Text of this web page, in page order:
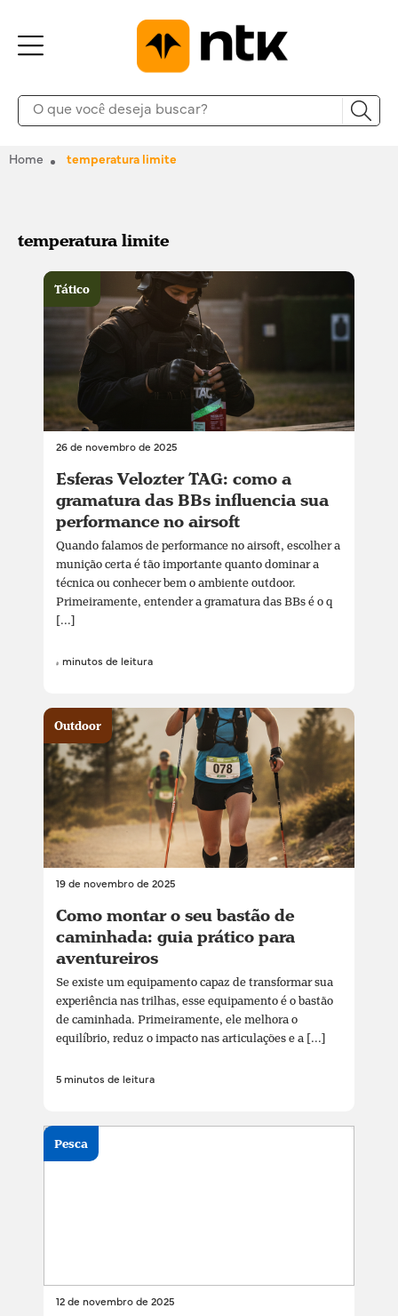
Home temperatura limite
temperatura limite
26 de novembro de 2025
Esferas Velozter TAG: como a
gramatura das BBs influencia sua
performance no airsoft
Quando falamos de performance no airsoft, escolher a
munição certa é tão importante quanto dominar a
técnica ou conhecer bem o ambiente outdoor.
Primeiramente, entender a gramatura das BBs é o q
[...]
4 minutos de leitura
Tático
19 de novembro de 2025
Como montar o seu bastão de
caminhada: guia prático para
aventureiros
Se existe um equipamento capaz de transformar sua
experiência nas trilhas, esse equipamento é o bastão
de caminhada. Primeiramente, ele melhora o
equilíbrio, reduz o impacto nas articulações e a [...]
5 minutos de leitura
Outdoor
12 de novembro de 2025
Pesca